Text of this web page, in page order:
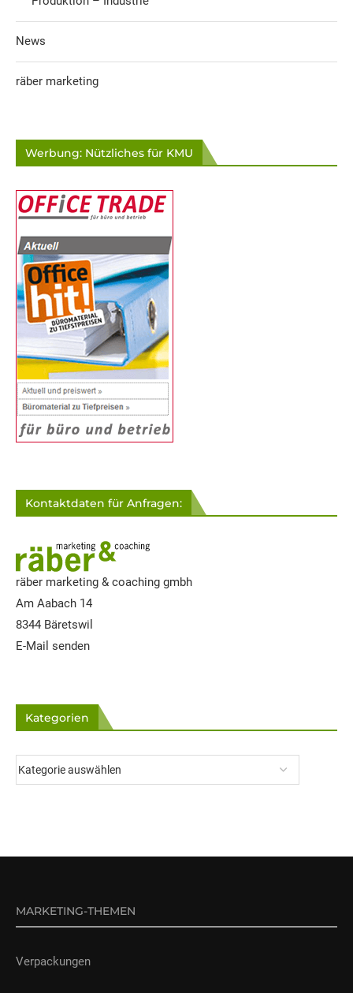
News
räber marketing
Werbung: Nützliches für KMU
Kontaktdaten für Anfragen:
räber marketing & coaching gmbh
Am Aabach 14
8344 Bäretswil
E-Mail senden
Kategorien
MARKETING-THEMEN
Verpackungen